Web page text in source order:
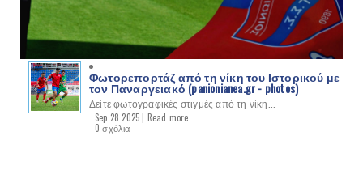
Φωτορεπορτάζ από τη νίκη του Ιστορικού με
τον Παναργειακό (panionianea.gr - photos)
Δείτε φωτογραφικές στιγμές από τη νίκη...
Sep 28 2025 | Read more
0 σχόλια